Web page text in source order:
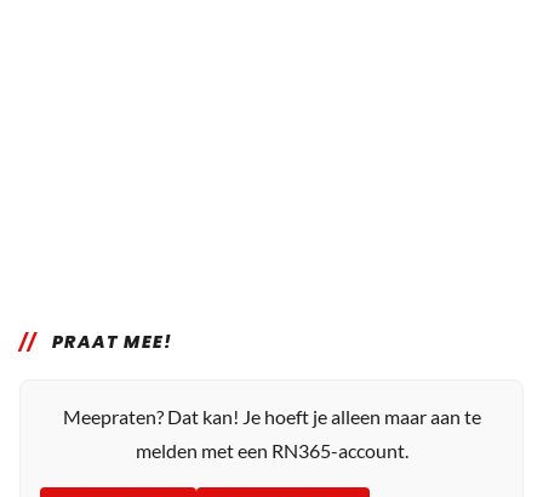
PRAAT MEE!
Meepraten? Dat kan! Je hoeft je alleen maar aan te
melden met een RN365-account.